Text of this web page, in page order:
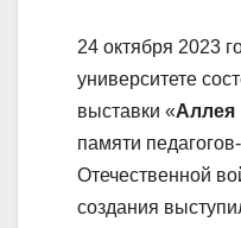
24 октября 2023
университете
выставки «Аллея
памяти
Отечественной
создания